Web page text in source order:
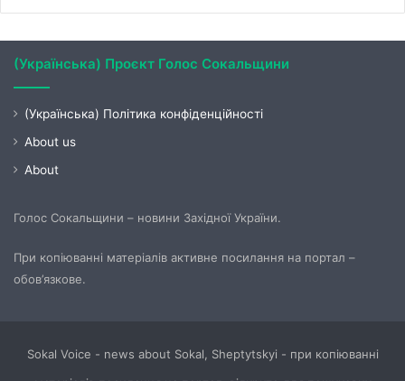
(Українська) Проєкт Голос Сокальщини
(Українська) Політика конфіденційності
About us
About
Голос Сокальщини – новини Західної України.
При копіюванні матеріалів активне посилання на портал –
обов’язкове.
Sokal Voice - news about Sokal, Sheptytskyi - при копіюванні